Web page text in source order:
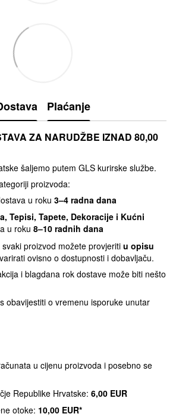
Plaćanje
ZA NARUDŽBE IZNAD 80,00
šaljemo putem GLS kurirske službe.
proizvoda:
u roku 3–4 radna dana
Tepisi, Tapete, Dekoracije i Kućni
u roku 8–10 radnih dana
proizvod možete provjeriti u opisu
ovisno o dostupnosti i dobavljaču.
i blagdana rok dostave može biti nešto
obavijestiti o vremenu isporuke unutar
u cijenu proizvoda i posebno se
Republike Hrvatske: 6,00 EUR
otoke: 10,00 EUR*